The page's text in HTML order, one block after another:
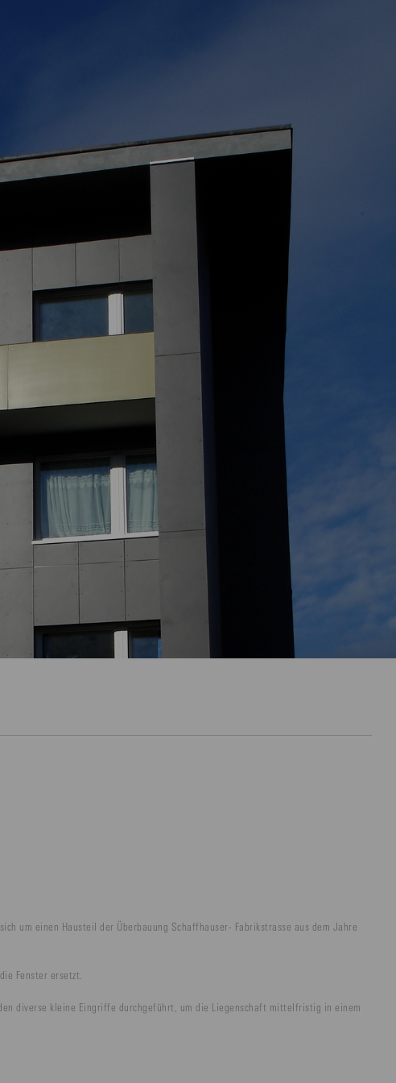
um einen Hausteil der Überbauung Schaffhauser- Fabrikstrasse aus dem Jahre
Fenster ersetzt.
diverse kleine Eingriffe durchgeführt, um die Liegenschaft mittelfristig in einem